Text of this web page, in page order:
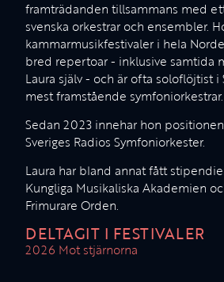
framträdanden tillsammans med
svenska orkestrar och ensembler.
kammarmusikfestivaler i hela
bred repertoar - inklusive samtida
Laura själv - och är ofta soloflöjtist i
mest framstående symfoniorkestrar.
Sedan 2023 innehar hon
Sveriges Radios Symfoniorkester.
Laura har bland annat fått
Kungliga Musikaliska Akademien
Frimurare Orden.
DELTAGIT I FESTIVALER
2026 Mot stjärnorna